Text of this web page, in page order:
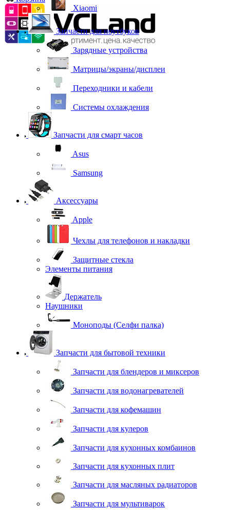
Xiaomi
Запчасти для ноутбуков
Зарядные устройства
Матрицы/экраны/дисплеи
Переходники и кабели
Системы охлаждения
Запчасти для смарт часов
Asus
Samsung
Аксессуары
Apple
Чехлы для телефонов и накладки
Защитные стекла
Элементы питания
Держатель
Наушники
Моноподы (Селфи палка)
Запчасти для бытовой техники
Запчасти для блендеров и миксеров
Запчасти для водонагревателей
Запчасти для кофемашин
Запчасти для кулеров
Запчасти для кухонных комбаинов
Запчасти для кухонных плит
Запчасти для масляных радиаторов
Запчасти для мультиварок